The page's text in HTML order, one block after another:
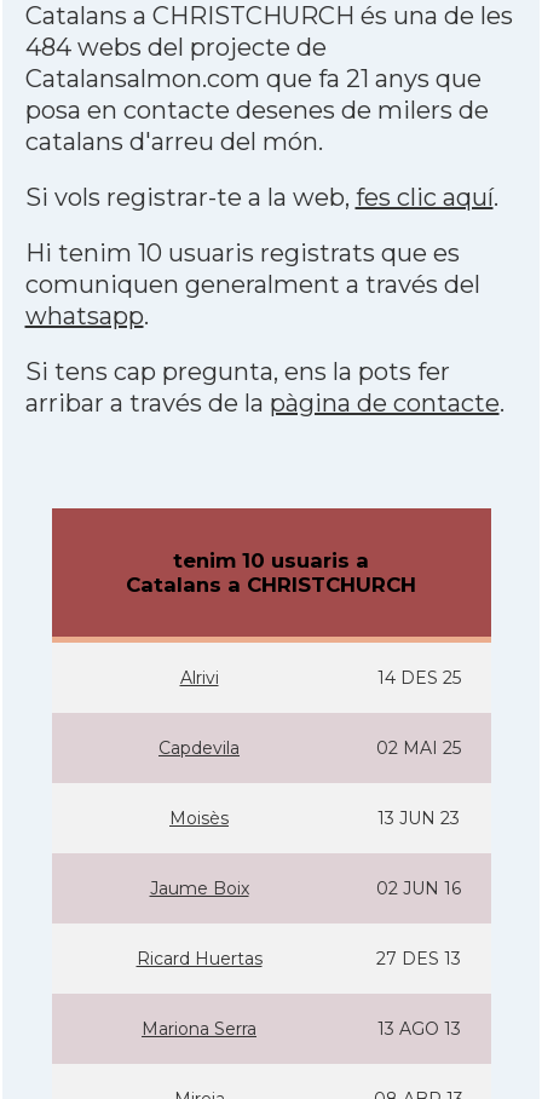
Catalans a CHRISTCHURCH és una de les
484 webs del projecte de
Catalansalmon.com que fa 21 anys que
posa en contacte desenes de milers de
catalans d'arreu del món.
Si vols registrar-te a la web, fes clic aquí.
Hi tenim 10 usuaris registrats que es
comuniquen generalment a través del
whatsapp.
Si tens cap pregunta, ens la pots fer
arribar a través de la pàgina de contacte.
tenim 10 usuaris a
Catalans a CHRISTCHURCH
Alrivi 14 DES 25
Capdevila 02 MAI 25
Moisès 13 JUN 23
Jaume Boix 02 JUN 16
Ricard Huertas 27 DES 13
Mariona Serra 13 AGO 13